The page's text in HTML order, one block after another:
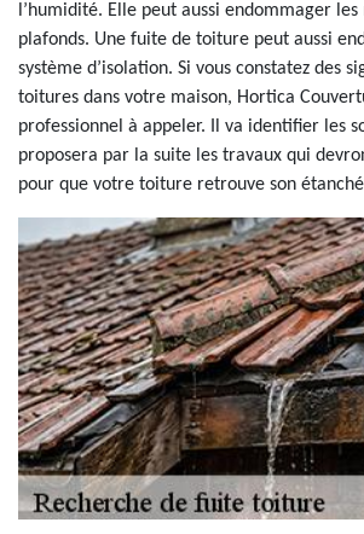
l’humidité. Elle peut aussi endommager
plafonds. Une fuite de toiture peut aussi
système d’isolation. Si vous constatez des
toitures dans votre maison, Hortica
professionnel à appeler. Il va identifier les
proposera par la suite les travaux qui
pour que votre toiture retrouve son